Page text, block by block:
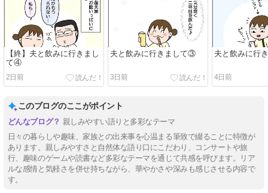
【終】夫と飲みに行きまし
て④
2日前
夫と飲みに行きまして③
3日前
夫と飲みに行
4日前
このブログのここがポイント
親しみやすい語りと多彩なテーマ
日々の暮らしや趣味、家族との出来事を心温まる筆致で綴ることに特徴が
あります。親しみやすさと自然体な語り口にこだわり、コンサートや旅
行、趣味のゲームや読書など多彩なテーマを通じて共感を呼びます。リア
ルな感情と気軽さを併せ持ちながら、華やかさや深みも感じさせる内容で
す。